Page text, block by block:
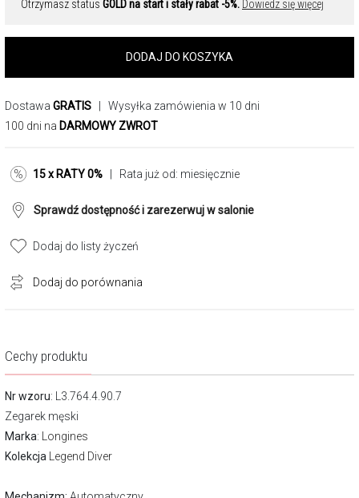
Cechy produktu
Nr wzoru: L3.764.4.90.7
Zegarek męski
Marka:
Longines
Kolekcja
Legend Diver
Otrzymasz status GOLD na start i stały rabat -5%. Dowiedz się więcej
DODAJ DO KOSZYKA
Dostawa GRATIS | Wysyłka zamówienia w 10 dni
100 dni na DARMOWY ZWROT
15 x RATY 0% | Rata już od: miesięcznie
Sprawdź dostępność i zarezerwuj w salonie
Dodaj do listy życzeń
Dodaj do porównania